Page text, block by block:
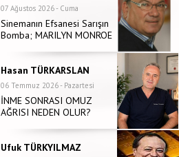
07 Ağustos 2026 - Cuma
Sinemanın Efsanesi Sarışın
Bomba; MARILYN MONROE
Hasan TÜRKARSLAN
06 Temmuz 2026 - Pazartesi
İNME SONRASI OMUZ
AĞRISI NEDEN OLUR?
Ufuk TÜRKYILMAZ